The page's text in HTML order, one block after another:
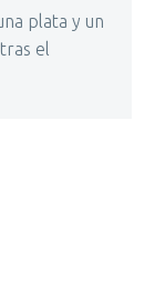
plata y un
el